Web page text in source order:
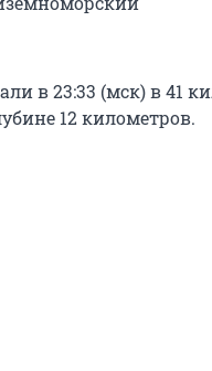
в 23:33 (мск) в 41
12 километров.